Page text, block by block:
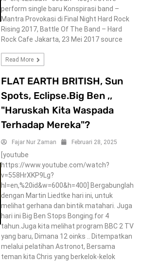
perform single baru Konspirasi band –
Mantra Provokasi di Final Night Hard Rock
Rising 2017, Battle Of The Band – Hard
Rock Cafe Jakarta, 23 Mei 2017 source
Read More
FLAT EARTH BRITISH, Sun
Spots, Eclipse.Big Ben ,,
"Haruskah Kita Waspada
Terhadap Mereka"?
Fajar Nur Zaman Februari 28, 2025
[youtube
https://www.youtube.com/watch?
v=558HrXKP9Lg?
hl=en,%20id&w=600&h=400] Bergabunglah
dengan Martin Liedtke hari ini, untuk
melihat gerhana dan bintik matahari. Juga
hari ini Big Ben Stops Bonging.for 4
tahun.Juga kita melihat program BBC 2 TV
yang baru, Dimana 12 oinks .. Ditempatkan
melalui pelatihan Astronot, Bersama
teman kita Chris yang berkelok-kelok